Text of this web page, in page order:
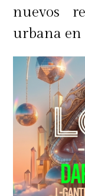
nuevos
urbana en